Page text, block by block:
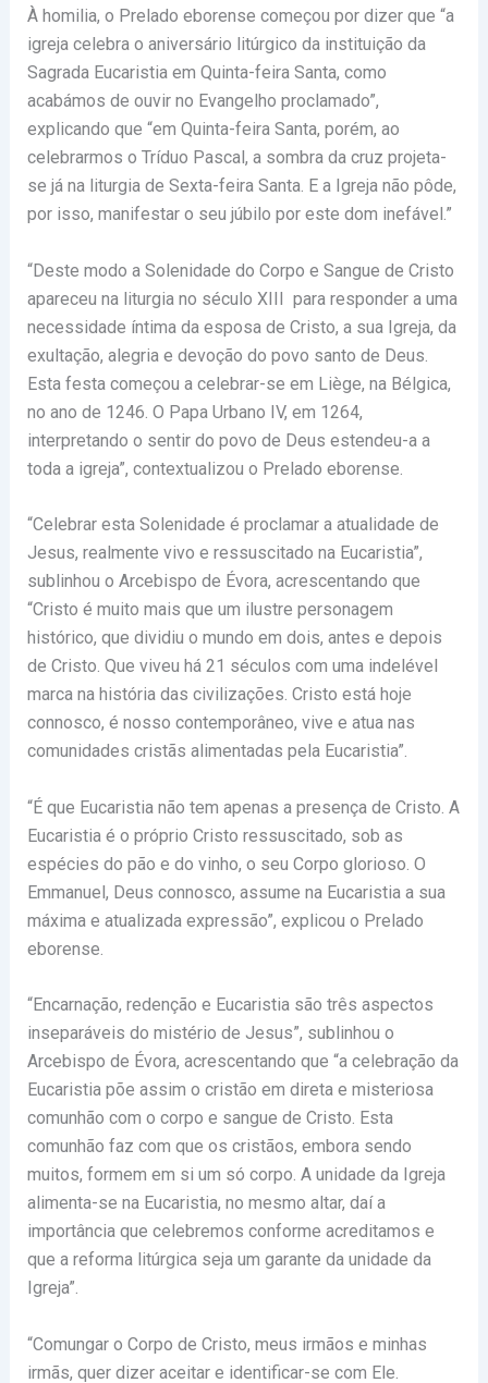
À homilia, o Prelado eborense começou por dizer que “a
igreja celebra o aniversário litúrgico da instituição da
Sagrada Eucaristia em Quinta-feira Santa, como
acabámos de ouvir no Evangelho proclamado”,
explicando que “em Quinta-feira Santa, porém, ao
celebrarmos o Tríduo Pascal, a sombra da cruz projeta-
se já na liturgia de Sexta-feira Santa. E a Igreja não pôde,
por isso, manifestar o seu júbilo por este dom inefável.”
“Deste modo a Solenidade do Corpo e Sangue de Cristo
apareceu na liturgia no século XIII para responder a uma
necessidade íntima da esposa de Cristo, a sua Igreja, da
exultação, alegria e devoção do povo santo de Deus.
Esta festa começou a celebrar-se em Liège, na Bélgica,
no ano de 1246. O Papa Urbano IV, em 1264,
interpretando o sentir do povo de Deus estendeu-a a
toda a igreja”, contextualizou o Prelado eborense.
“Celebrar esta Solenidade é proclamar a atualidade de
Jesus, realmente vivo e ressuscitado na Eucaristia”,
sublinhou o Arcebispo de Évora, acrescentando que
“Cristo é muito mais que um ilustre personagem
histórico, que dividiu o mundo em dois, antes e depois
de Cristo. Que viveu há 21 séculos com uma indelével
marca na história das civilizações. Cristo está hoje
connosco, é nosso contemporâneo, vive e atua nas
comunidades cristãs alimentadas pela Eucaristia”.
“É que Eucaristia não tem apenas a presença de Cristo. A
Eucaristia é o próprio Cristo ressuscitado, sob as
espécies do pão e do vinho, o seu Corpo glorioso. O
Emmanuel, Deus connosco, assume na Eucaristia a sua
máxima e atualizada expressão”, explicou o Prelado
eborense.
“Encarnação, redenção e Eucaristia são três aspectos
inseparáveis do mistério de Jesus”, sublinhou o
Arcebispo de Évora, acrescentando que “a celebração da
Eucaristia põe assim o cristão em direta e misteriosa
comunhão com o corpo e sangue de Cristo. Esta
comunhão faz com que os cristãos, embora sendo
muitos, formem em si um só corpo. A unidade da Igreja
alimenta-se na Eucaristia, no mesmo altar, daí a
importância que celebremos conforme acreditamos e
que a reforma litúrgica seja um garante da unidade da
Igreja”.
“Comungar o Corpo de Cristo, meus irmãos e minhas
irmãs, quer dizer aceitar e identificar-se com Ele.